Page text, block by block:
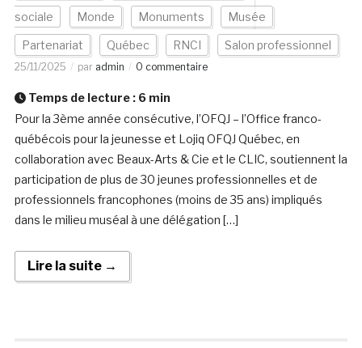
sociale Monde Monuments Musée
Partenariat Québec RNCI Salon professionnel
25/11/2025 par admin 0 commentaire
Temps de lecture : 6 min
Pour la 3ème année consécutive, l’OFQJ – l’Office franco-
québécois pour la jeunesse et Lojiq OFQJ Québec, en
collaboration avec Beaux-Arts & Cie et le CLIC, soutiennent la
participation de plus de 30 jeunes professionnelles et de
professionnels francophones (moins de 35 ans) impliqués
dans le milieu muséal à une délégation […]
Lire la suite →